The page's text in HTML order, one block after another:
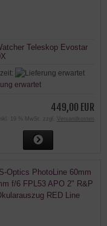
Teleskop Evostar
erwartet
449,00 EUR
inkl. 19 % MwSt. zzgl. Versandkosten